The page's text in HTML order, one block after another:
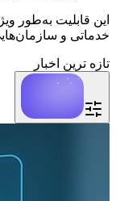
خدماتی و سازمان‌هایی با مسیر فروش بلندمدت ارزش حیاتی دارد.
تازه ترین اخبار